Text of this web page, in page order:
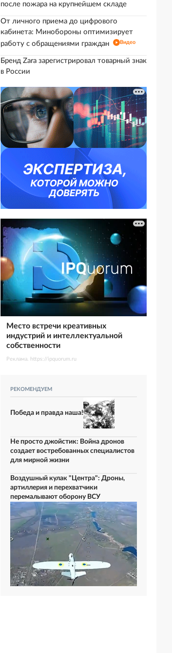
после пожара на крупнейшем складе
От личного приема до цифрового
кабинета: Минобороны оптимизирует
работу с обращениями граждан
Видео
Бренд Zara зарегистрировал товарный знак
в России
Место встречи креативных
индустрий и интеллектуальной
собственности
Реклама. https://ipquorum.ru
РЕКОМЕНДУЕМ
Победа и правда наша!
Не просто джойстик: Война дронов
создает востребованных специалистов
для мирной жизни
Воздушный кулак "Центра": Дроны,
артиллерия и перехватчики
перемалывают оборону ВСУ